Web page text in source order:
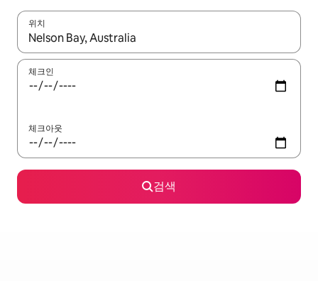
위치
결과가 나오면 위·아래 화살표 키를 사용하거나 터치 또는 스와이
체크인
체크아웃
검색